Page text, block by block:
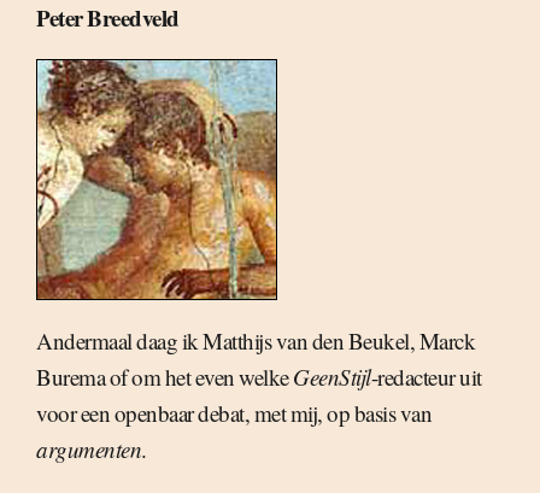
Peter Breedveld
Andermaal daag ik Matthijs van den Beukel, Marck
Burema of om het even welkeGeenStijl-redacteur uit
voor een openbaar debat, met mij, op basis van
argumenten.